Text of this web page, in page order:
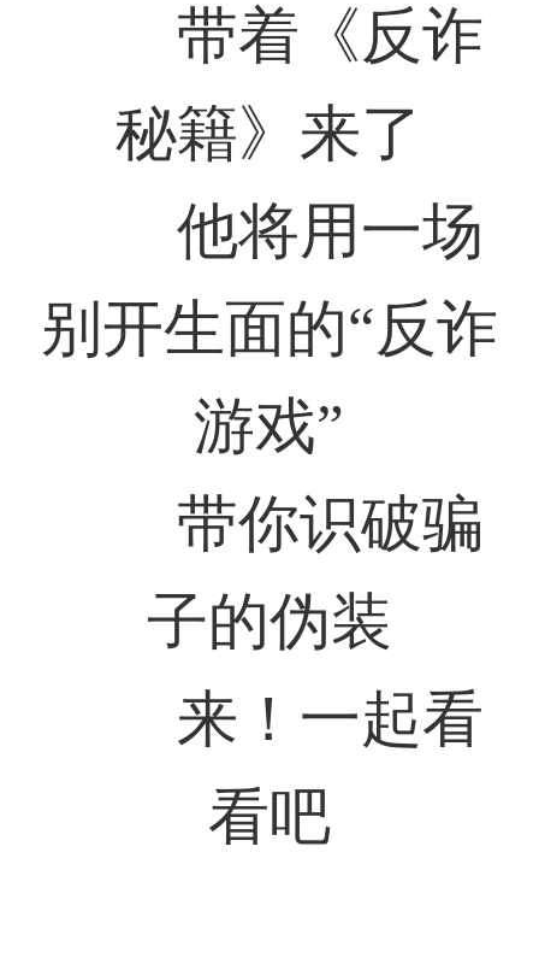
带着《反诈
秘籍》来了
他将用一场
别开生面的“反诈
游戏”
带你识破骗
子的伪装
来！一起看
看吧